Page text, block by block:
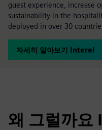
guest experience, increase
sustainability in the
deployed in over 30
자세히 알아보기 Interel
왜 그럴까요